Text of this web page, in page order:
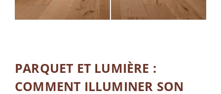
PARQUET ET LUMIÈRE :
COMMENT ILLUMINER SON